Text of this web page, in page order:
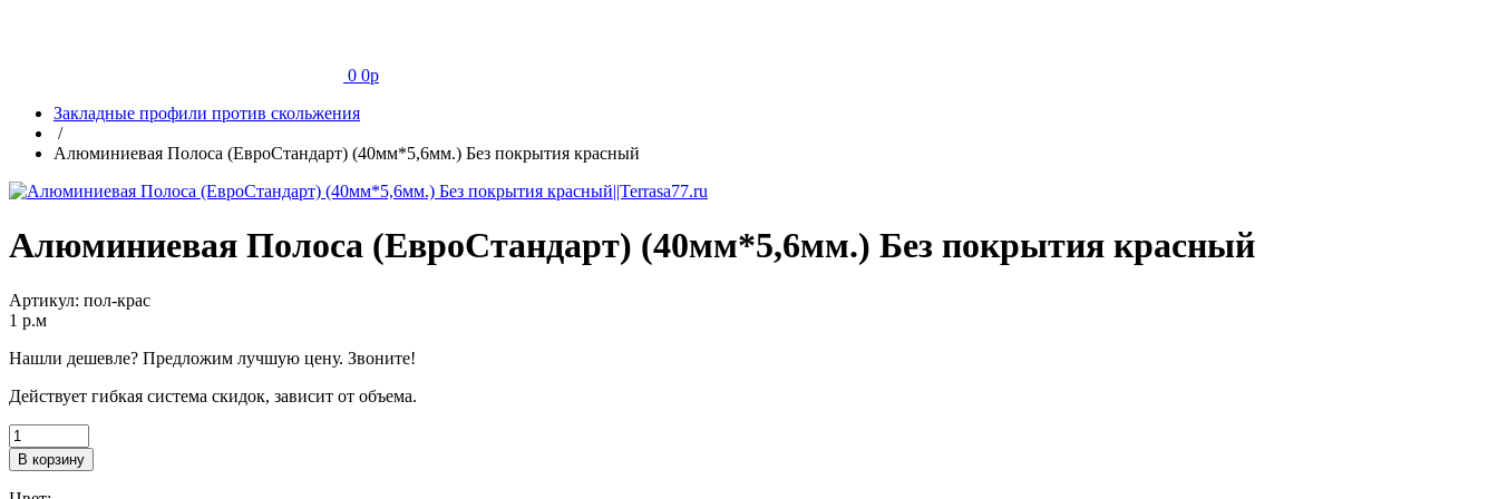
0 0p
Закладные профили против скольжения
/
Алюминиевая Полоса (ЕвроСтандарт) (40мм*5,6мм.) Без покрытия красный
Алюминиевая Полоса (ЕвроСтандарт) (40мм*5,6мм.) Без покрытия красный
Артикул: пол-крас
1 p.м
Нашли дешевле? Предложим лучшую цену. Звоните!
Действует гибкая система скидок, зависит от объема.
В корзину